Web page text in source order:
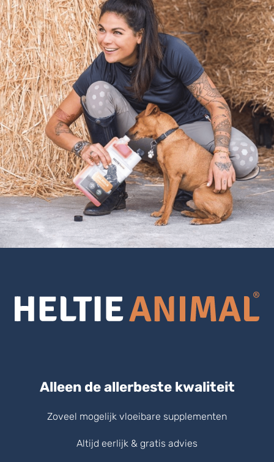
Alleen de allerbeste kwaliteit
Zoveel mogelijk vloeibare supplementen
Altijd eerlijk & gratis advies